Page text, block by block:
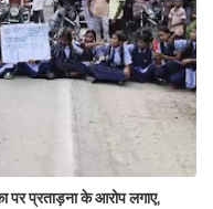
पर प्रताड़ना के आरोप लगाए,